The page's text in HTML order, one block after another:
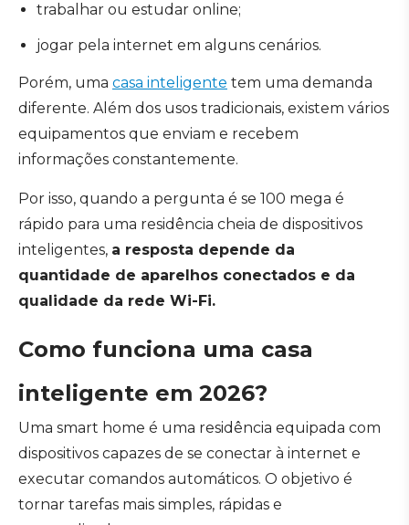
trabalhar ou estudar online;
jogar pela internet em alguns cenários.
Porém, uma casa inteligente tem uma demanda
diferente. Além dos usos tradicionais, existem vários
equipamentos que enviam e recebem
informações constantemente.
Por isso, quando a pergunta é se 100 mega é
rápido para uma residência cheia de dispositivos
inteligentes, a resposta depende da
quantidade de aparelhos conectados e da
qualidade da rede Wi-Fi.
Como funciona uma casa
inteligente em 2026?
Uma smart home é uma residência equipada com
dispositivos capazes de se conectar à internet e
executar comandos automáticos. O objetivo é
tornar tarefas mais simples, rápidas e